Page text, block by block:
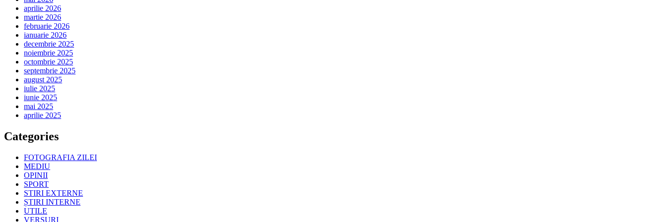
aprilie 2026
martie 2026
februarie 2026
ianuarie 2026
decembrie 2025
noiembrie 2025
octombrie 2025
septembrie 2025
august 2025
iulie 2025
iunie 2025
mai 2025
aprilie 2025
Categories
FOTOGRAFIA ZILEI
MEDIU
OPINII
SPORT
STIRI EXTERNE
ȘTIRI INTERNE
UTILE
VERSURI